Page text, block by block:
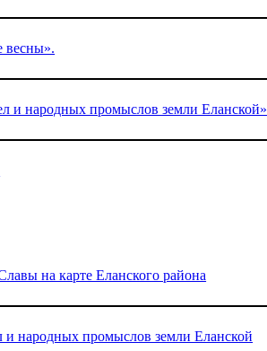
весны».
и народных промыслов земли Еланской»
на карте Еланского района
и народных промыслов земли Еланской